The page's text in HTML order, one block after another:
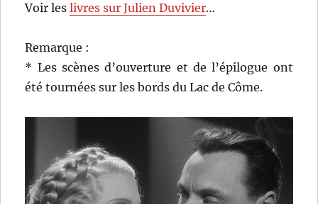
Voir leslivres sur Julien Duvivier…
Remarque :
* Les scènes d’ouverture et de l’épilogue ont
été tournées sur les bords du Lac de Côme.